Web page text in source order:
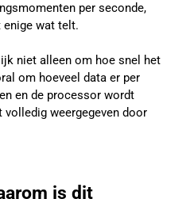
per seconde,
enige wat telt.
niet alleen om hoe snel het
om hoeveel data er per
en de processor wordt
weergegeven door
is dit